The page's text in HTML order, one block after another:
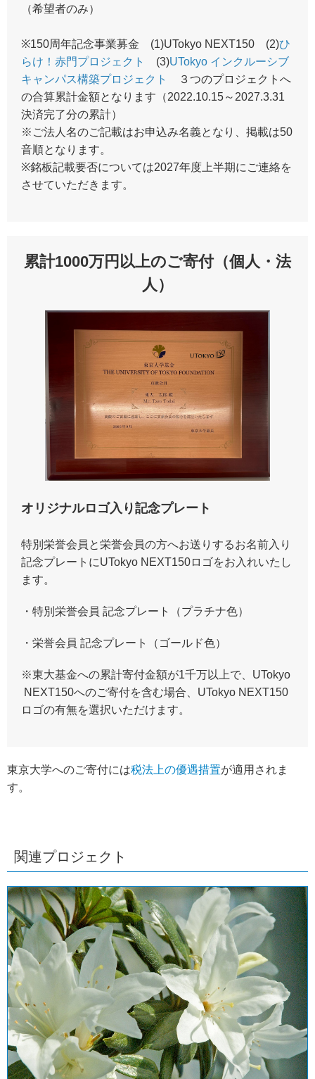
（希望者のみ）
※150周年記念事業募金 (1)UTokyo NEXT150 (2)ひ
らけ！赤門プロジェクト
(3)UTokyo インクルーシブ
キャンパス構築プロジェクト
３つのプロジェクトへ
の合算累計金額となります（2022.10.15～2027.3.31
決済完了分の累計）
※ご法人名のご記載はお申込み名義となり、掲載は50
音順となります。
※銘板記載要否については2027年度上半期にご連絡を
させていただきます。
累計1000万円以上のご寄付（個人・法
人）
オリジナルロゴ入り記念プレート
特別栄誉会員と栄誉会員の方へお送りするお名前入り
記念プレートにUTokyo NEXT150ロゴをお入れいたし
ます。
・特別栄誉会員 記念プレート（プラチナ色）
・栄誉会員 記念プレート（ゴールド色）
※東大基金への累計寄付金額が1千万以上で、UTokyo
NEXT150へのご寄付を含む場合、UTokyo NEXT150
ロゴの有無を選択いただけます。
東京大学へのご寄付には税法上の優遇措置が適用されま
す。
関連プロジェクト